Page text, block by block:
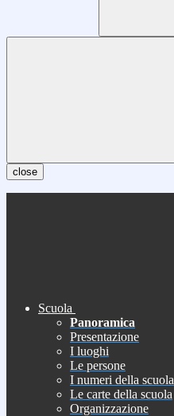
close
Scuola
Panoramica
Presentazione
I luoghi
Le persone
I numeri della scuola
Le carte della scuola
Organizzazione